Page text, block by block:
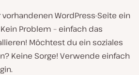
WordPress-Seite ein
Problem – einfach das
Möchtest du ein soziales
Keine Sorge! Verwende einfach